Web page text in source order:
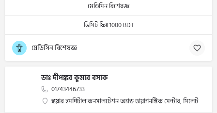
মেডিসিন বিশেষজ্ঞ
ভিসিট ফিঃ 1000 BDT
মেডিসিন বিশেষজ্ঞ
ডাঃ দীপঙ্কর কুমার বসাক
01743446733
স্কয়ার হসপিটাল কনসালটেশন অ্যান্ড ডায়াগনস্টিক সেন্টার, সিলেট